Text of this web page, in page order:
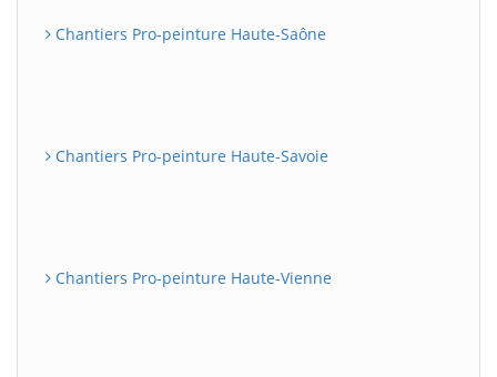
Chantiers Pro-peinture Haute-Saône
Chantiers Pro-peinture Haute-Savoie
Chantiers Pro-peinture Haute-Vienne